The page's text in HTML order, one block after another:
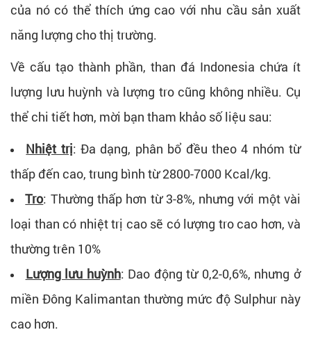
của nó có thể thích ứng cao với nhu cầu sản xuất
năng lượng cho thị trường.
Về cấu tạo thành phần, than đá Indonesia chứa ít
lượng lưu huỳnh và lượng tro cũng không nhiều. Cụ
thể chi tiết hơn, mời bạn tham khảo số liệu sau:
Nhiệt trị: Đa dạng, phân bổ đều theo 4 nhóm từ
thấp đến cao, trung bình từ 2800-7000 Kcal/kg.
Tro: Thường thấp hơn từ 3-8%, nhưng với một vài
loại than có nhiệt trị cao sẽ có lượng tro cao hơn, và
thường trên 10%
Lượng lưu huỳnh: Dao động từ 0,2-0,6%, nhưng ở
miền Đông Kalimantan thường mức độ Sulphur này
cao hơn.